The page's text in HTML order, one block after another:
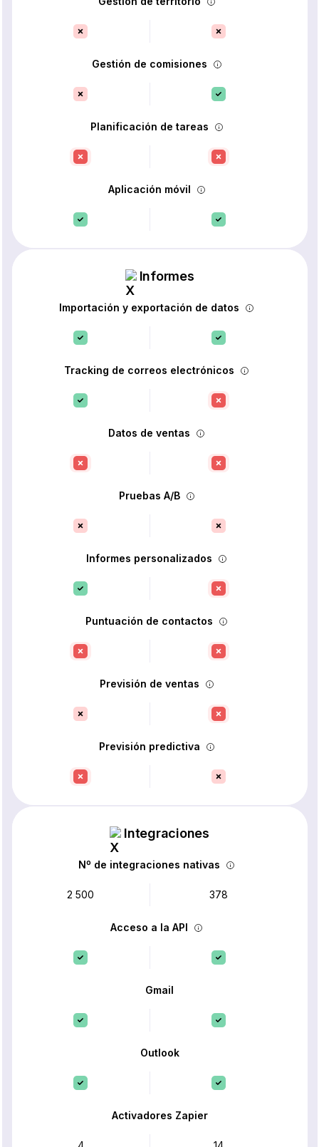
Gestión de comisiones
Planificación de tareas
Aplicación móvil
Informes
Importación y exportación de datos
Tracking de correos electrónicos
Datos de ventas
Pruebas A/B
Informes personalizados
Puntuación de contactos
Previsión de ventas
Previsión predictiva
Integraciones
Nº de integraciones nativas
2 500 378
Acceso a la API
Gmail
Outlook
Activadores Zapier